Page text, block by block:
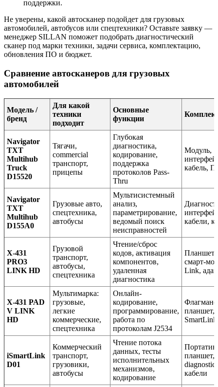
поддержки.
Не уверены, какой автосканер подойдет для грузовых
автомобилей, автобусов или спецтехники? Оставьте заявку —
менеджер SILLAN поможет подобрать диагностический
сканер под марки техники, задачи сервиса, комплектацию,
обновления ПО и бюджет.
Сравнение автосканеров для грузовых
автомобилей
Модель /
бренд
Для какой
техники
подходит
Основные
функции
Navigator
TXT
Multihub
Truck
D15520
Тягачи,
commercial
транспорт,
прицепы
Глубокая
диагностика,
кодирование,
поддержка
протоколов Pass-
Thru
Модуль,
кабель,
Navigator
TXT
Multihub
D155A0
Грузовые авто,
спецтехника,
автобусы
Мультисистемный
анализ,
параметрирование,
ведомый поиск
неисправностей
кабели,
X-431
PRO3
LINK HD
Грузовой
транспорт,
автобусы,
спецтехника
Чтение/сброс
кодов, активация
компонентов,
удаленная
диагностика
Планшет
смарт-
Link,
X-431 PAD
V LINK
HD
Мультимарка:
грузовые,
легкие
коммерческие,
спецтехника
Онлайн-
кодирование,
программирование,
работа по
протоколам J2534
планшет,
iSmartLink
D01
Коммерческий
транспорт,
грузовики,
автобусы
Чтение потока
данных, тесты
исполнительных
механизмов,
кодирование
планшет,
diagnostic
кабели